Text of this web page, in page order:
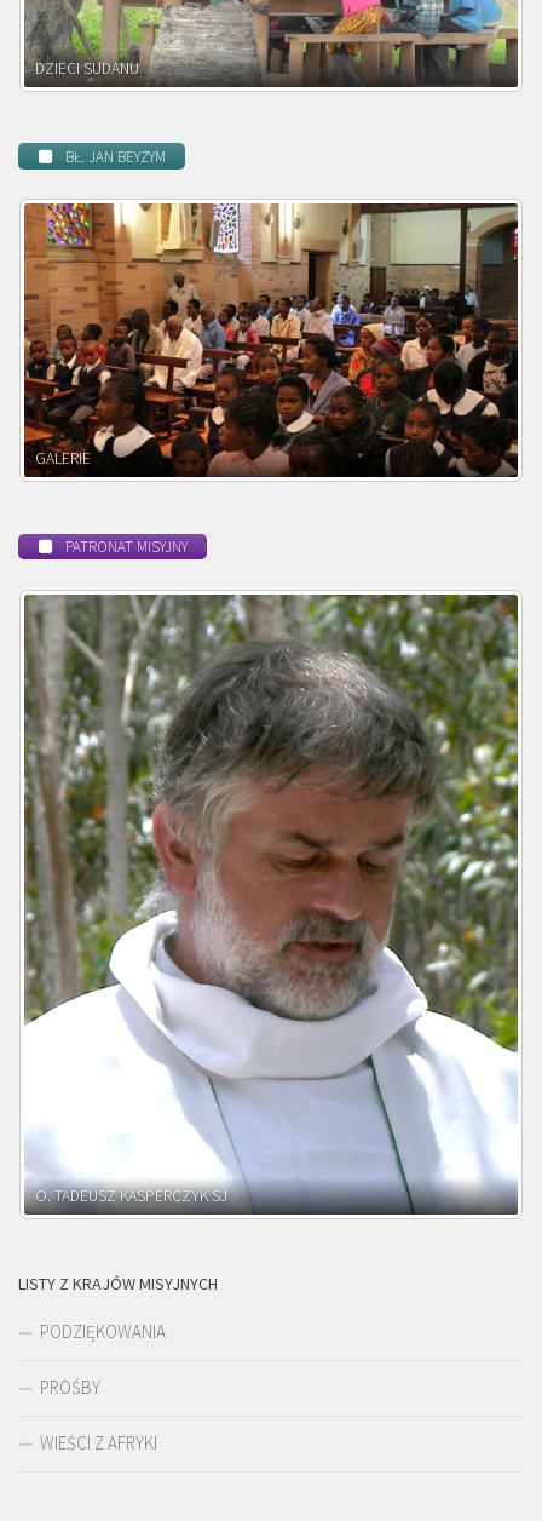
DZIECI ZAMBII
BŁ. JAN BEYZYM
POWOŁANIE MISYJNE
PATRONAT MISYJNY
O. ADNRZEJ LEŚNIARA SJ
LISTY Z KRAJÓW MISYJNYCH
PODZIĘKOWANIA
PROŚBY
WIEŚCI Z AFRYKI